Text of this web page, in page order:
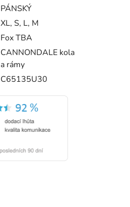
PÁNSKÝ
XL, S, L, M
Fox TBA
CANNONDALE kola
a rámy
C65135U30